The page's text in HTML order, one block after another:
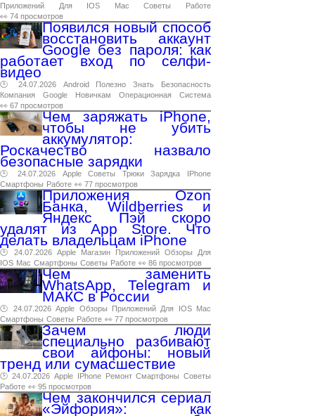
Приложений
Для IOS Mac Советы
Работе
👀 74 просмотров
Появился новый способ
восстановить аккаунт
Google без пароля: как
работает вход по селфи-
видео
🕑 24.07.2026 Android Полезно Знать
Безопасность
Компания
Google Новичкам Операционная
Система
👀 67 просмотров
Чем заряжать iPhone,
чтобы не убить
аккумулятор:
Роскачество назвало
безопасные зарядки
🕑 24.07.2026 Apple Советы Трюки Зарядка
IPhone
Смартфоны Работе 👀 77 просмотров
Приложения Ozon
Банка, Wildberries и
Яндекс Пэй скоро
удалят из App Store. Что
делать владельцам iPhone
🕑 24.07.2026 Apple Магазин Приложений Обзоры
Для
IOS Mac Смартфоны Советы Работе 👀 86 просмотров
Чем заменить
WhatsApp, Telegram и
МАКС в России
🕑 24.07.2026 Apple Обзоры Приложений Для IOS
Mac
Смартфоны Советы Работе 👀 77 просмотров
Зачем люди
специально разбивают
свои айфоны: новый
тренд или сумасшествие
🕑 24.07.2026 Apple IPhone Ремонт Смартфоны Советы
Работе 👀 95 просмотров
Чем закончился сериал
«Эйфория»: как